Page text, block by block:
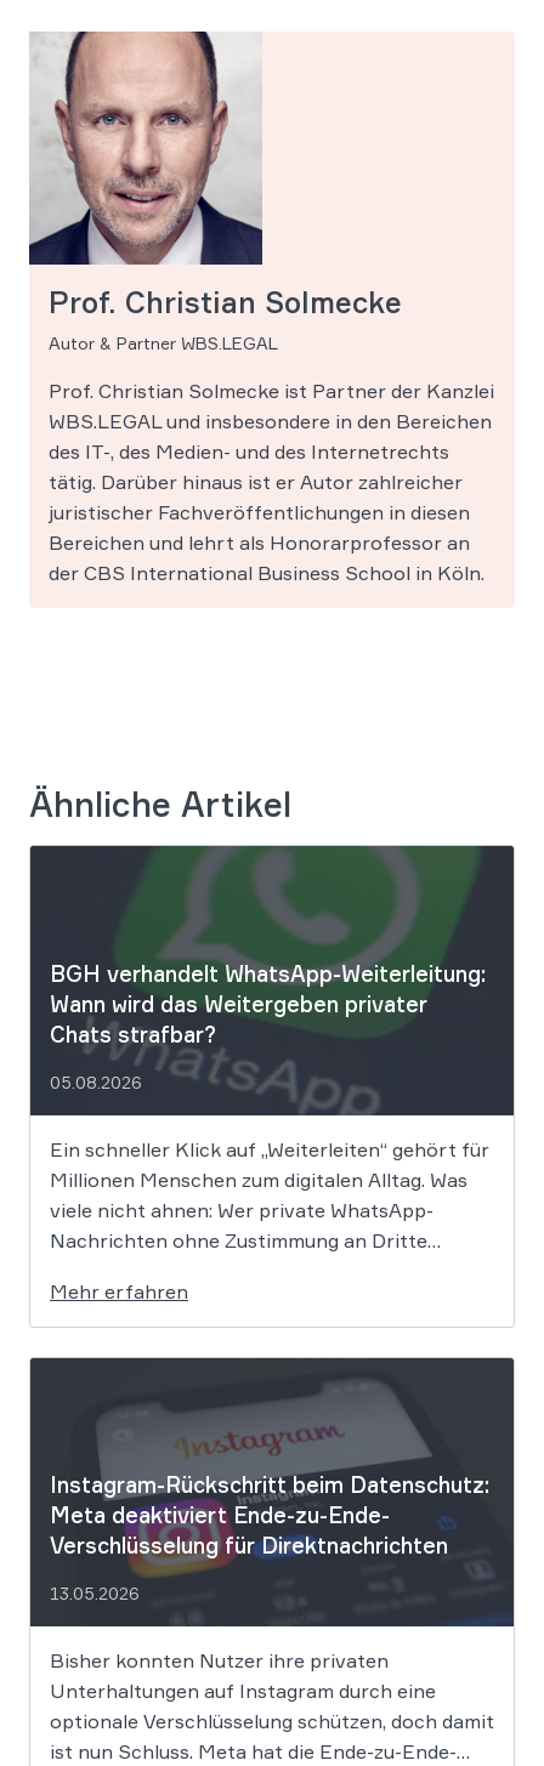
Prof. Christian Solmecke
Autor & Partner WBS.LEGAL
Prof. Christian Solmecke ist Partner der Kanzlei
WBS.LEGAL und insbesondere in den Bereichen
des IT-, des Medien- und des Internetrechts
tätig. Darüber hinaus ist er Autor zahlreicher
juristischer Fachveröffentlichungen in diesen
Bereichen und lehrt als Honorarprofessor an
der CBS International Business School in Köln.
Ähnliche Artikel
BGH verhandelt WhatsApp-Weiterleitung:
Wann wird das Weitergeben privater
Chats strafbar?
05.08.2026
Ein schneller Klick auf „Weiterleiten“ gehört für
Millionen Menschen zum digitalen Alltag. Was
viele nicht ahnen: Wer private WhatsApp-
Nachrichten ohne Zustimmung an Dritte
dünnem Eis. Der Bundesgerichtshof befasst
sich derzeit mit der Frage, ob eine solche
Weitergabe gegen die europäische
Datenschutz-Grundverordnung verstößt und
Mehr erfahren
Instagram-Rückschritt beim Datenschutz:
Meta deaktiviert Ende-zu-Ende-
Verschlüsselung für Direktnachrichten
13.05.2026
Bisher konnten Nutzer ihre privaten
Unterhaltungen auf Instagram durch eine
optionale Verschlüsselung schützen, doch damit
ist nun Schluss. Meta hat die Ende-zu-Ende-